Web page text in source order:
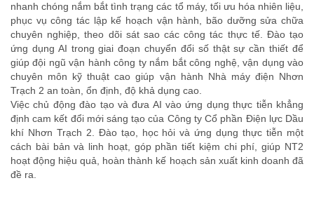
nhanh chóng nắm bắt tình trạng các tổ máy, tối ưu hóa nhiên liệu,
phục vụ công tác lập kế hoạch vận hành, bão dưỡng sửa chữa
chuyên nghiệp, theo dõi sát sao các công tác thực tế. Đào tạo
ứng dụng AI trong giai đoạn chuyển đổi số thật sự cần thiết để
giúp đội ngũ vận hành công ty nắm bắt công nghệ, vận dụng vào
chuyên môn kỹ thuật cao giúp vận hành Nhà máy điện Nhơn
Trạch 2 an toàn, ổn định, độ khả dụng cao.
Việc chủ động đào tạo và đưa AI vào ứng dụng thực tiễn khẳng
định cam kết đổi mới sáng tạo của Công ty Cổ phần Điện lực Dầu
khí Nhơn Trạch 2. Đào tạo, học hỏi và ứng dụng thực tiễn một
cách bài bản và linh hoạt, góp phần tiết kiệm chi phí, giúp NT2
hoạt động hiệu quả, hoàn thành kế hoạch sản xuất kinh doanh đã
đề ra.